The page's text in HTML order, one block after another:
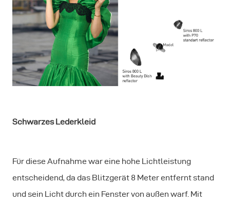
Schwarzes Lederkleid
Für diese Aufnahme war eine hohe Lichtleistung
entscheidend, da das Blitzgerät 8 Meter entfernt stand
und sein Licht durch ein Fenster von außen warf. Mit